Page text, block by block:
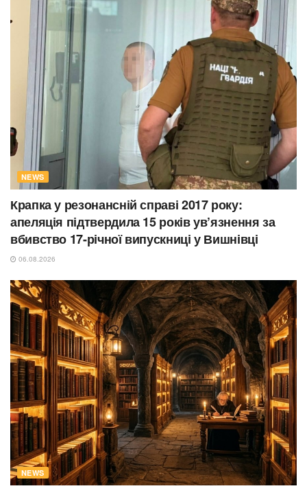
NEWS
Крапка у резонансній справі 2017 року:
апеляція підтвердила 15 років ув’язнення за
вбивство 17-річної випускниці у Вишнівці
06.08.2026
NEWS